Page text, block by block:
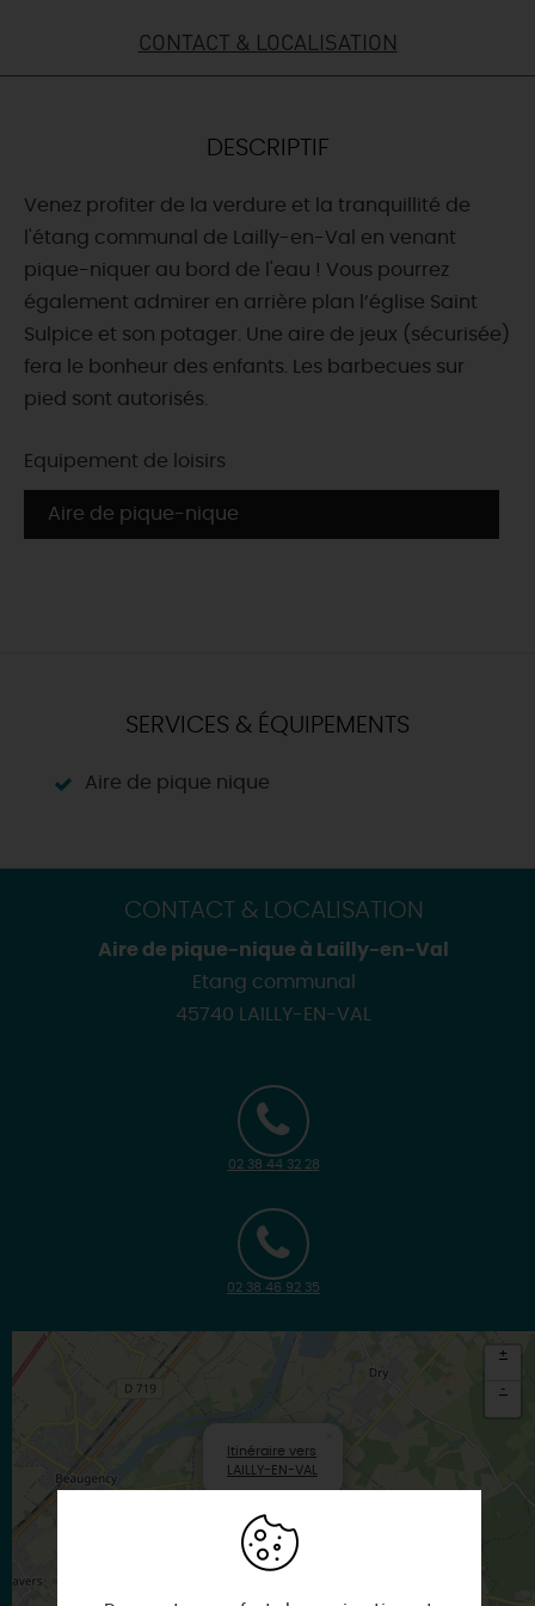
DEMAIN
CE WEEK-END
TOUT L'AGENDA
CONTACT & LOCALISATION
DESCRIPTIF
Venez profiter de la verdure et la tranquillité de
l'étang communal de Lailly-en-Val en venant
pique-niquer au bord de l'eau ! Vous pourrez
également admirer en arrière plan l’église Saint
Sulpice et son potager. Une aire de jeux (sécurisée)
fera le bonheur des enfants. Les barbecues sur
pied sont autorisés.
Equipement de loisirs
Aire de pique-nique
SERVICES & ÉQUIPEMENTS
Aire de pique nique
CONTACT & LOCALISATION
Aire de pique-nique à Lailly-en-Val
Etang communal
45740 LAILLY-EN-VAL
02 38 44 32 28
02 38 46 92 35
Itinéraire vers
LAILLY-EN-VAL
+
-